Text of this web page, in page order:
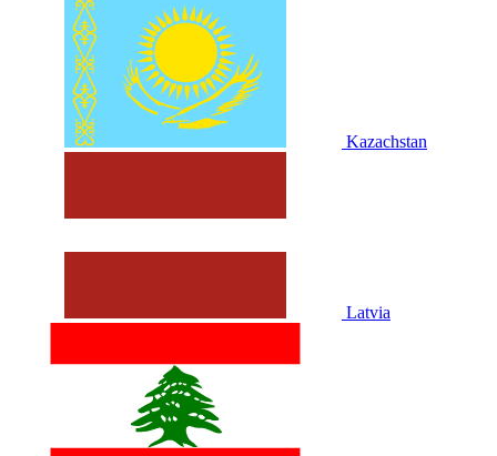
Kazachstan
Latvia